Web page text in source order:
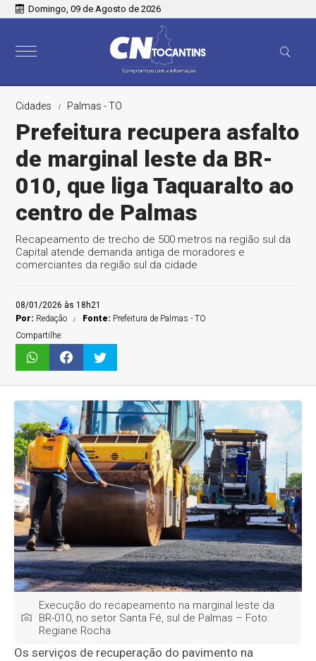
Domingo, 09 de Agosto de 2026
Cidades Palmas - TO
Prefeitura recupera asfalto
de marginal leste da BR-
010, que liga Taquaralto ao
centro de Palmas
Recapeamento de trecho de 500 metros na região sul da
Capital atende demanda antiga de moradores e
comerciantes da região sul da cidade
08/01/2026 às 18h21
Por: Redação Fonte: Prefeitura de Palmas - TO
Compartilhe:
Execução do recapeamento na marginal leste da
BR-010, no setor Santa Fé, sul de Palmas – Foto:
Regiane Rocha
Os serviços de recuperação do pavimento na